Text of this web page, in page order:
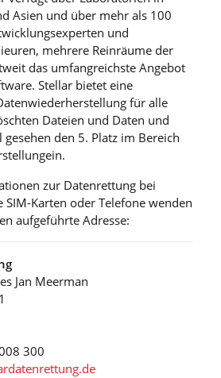
Asien und über mehr als 100
und
mehrere Reinräume der
das umfangreichste Angebot
Stellar bietet eine
für alle
Dateien und Daten und
den 5. Platz im Bereich
zur Datenrettung bei
SIM-Karten oder Telefone wenden
aufgeführte Adresse:
Jan Meerman
300